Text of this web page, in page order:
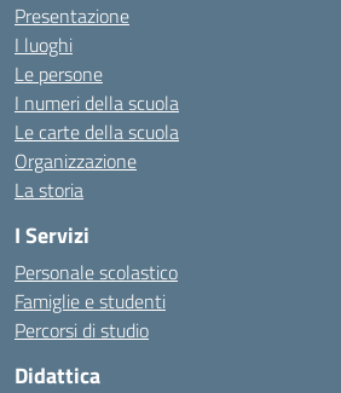
Presentazione
I luoghi
Le persone
I numeri della scuola
Le carte della scuola
Organizzazione
La storia
I Servizi
Personale scolastico
Famiglie e studenti
Percorsi di studio
Didattica